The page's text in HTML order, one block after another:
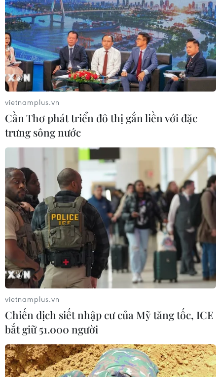
vietnamplus.vn
Cần Thơ phát triển đô thị gắn liền với đặc
trưng sông nước
vietnamplus.vn
Chiến dịch siết nhập cư của Mỹ tăng tốc, ICE
bắt giữ 51.000 người